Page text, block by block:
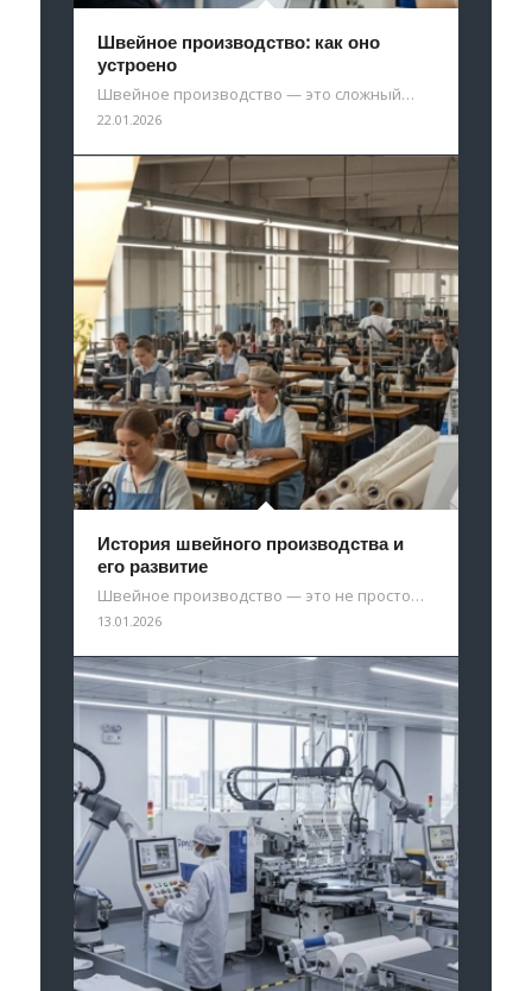
Швейное производство: как оно
устроено
Швейное производство — это сложный…
22.01.2026
История швейного производства и
его развитие
Швейное производство — это не просто…
13.01.2026